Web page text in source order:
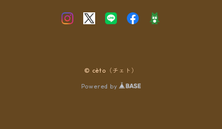
© cèto（チェト）
Powered by